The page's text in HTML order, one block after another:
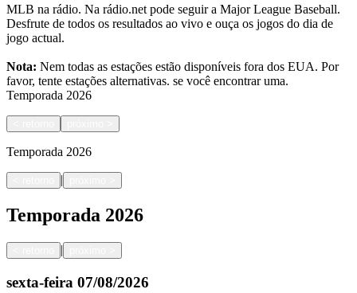
MLB na rádio. Na rádio.net pode seguir a Major League Baseball.
Desfrute de todos os resultados ao vivo e ouça os jogos do dia de
jogo actual.
Nota: Nem todas as estações estão disponíveis fora dos EUA. Por
favor, tente estações alternativas. se você encontrar uma.
Temporada 2026
Temporada 2026
|
Temporada 2026
|
sexta-feira 07/08/2026